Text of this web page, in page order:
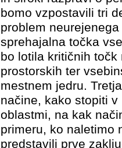
bomo vzpostavili tri
problem
sprehajalna točka
bo lotila kritičnih
prostorskih ter
mestnem jedru.
načine, kako stopiti
oblastmi, na kak
primeru, ko naletimo
predstavili prve